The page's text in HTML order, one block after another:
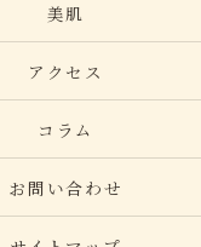
美肌
アクセス
コラム
お問い合わせ